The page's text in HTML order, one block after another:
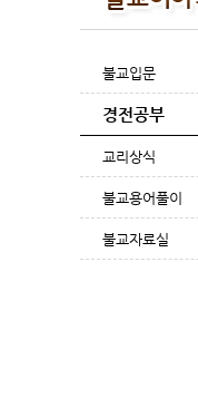
불교입문
경전공부
교리상식
불교용어풀이
불교자료실